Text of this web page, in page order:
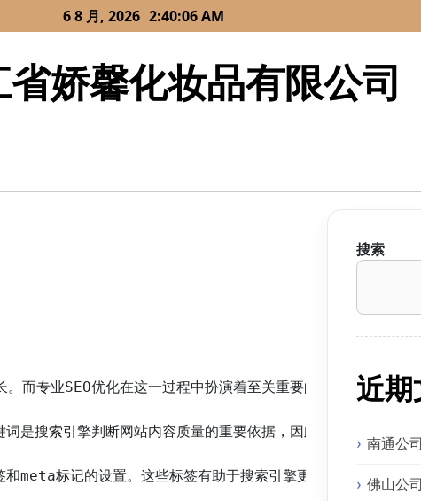
6 8 月, 2026 2:40:06 AM
娇馨化妆品有限公司
而专业SEO优化在这一过程中扮演着至关重要的角色。通过精
是搜索引擎判断网站内容质量的重要依据，因此选词至关重要
meta标记的设置。这些标签有助于搜索引擎更好地理解网站
搜索
近期
南通公
佛山公